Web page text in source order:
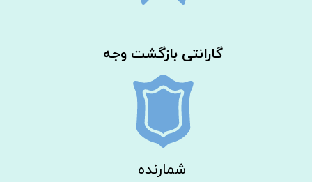
گارانتی بازگشت وجه
شمارنده